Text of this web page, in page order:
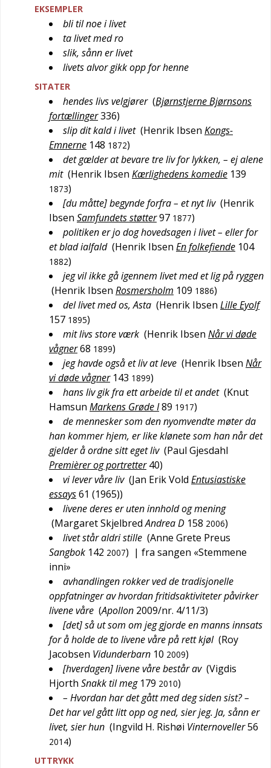
EKSEMPLER
bli til noe i livet
ta livet med ro
slik, sånn er livet
livets alvor gikk opp for henne
SITATER
hendes livs velgjører (Bjørnstjerne Bjørnsons
fortællinger336)
slip dit kald i livet (Henrik Ibsen Kongs-
Emnerne 148 1872)
det gælder at bevare tre liv for lykken, – ej alene
mit (Henrik Ibsen Kærlighedens komedie 139
1873)
[du måtte] begynde forfra – et nyt liv (Henrik
Ibsen Samfundets støtter97 1877)
politiken er jo dog hovedsagen i livet – eller for
et blad ialfald (Henrik Ibsen En folkefiende 104
1882)
jeg vil ikke gå igennem livet med et lig på ryggen
(Henrik Ibsen Rosmersholm 109 1886)
del livet med os, Asta (Henrik Ibsen Lille Eyolf
157 1895)
mit livs store værk (Henrik Ibsen Når vi døde
vågner68 1899)
jeg havde også et liv at leve (Henrik Ibsen Når
vi døde vågner 143 1899)
hans liv gik fra ett arbeide til et andet (Knut
Hamsun Markens Grøde I89 1917)
de mennesker som den nyomvendte møter da
han kommer hjem, er like klønete som han når det
gjelder å ordne sitt eget liv (Paul Gjesdahl
Premièrer og portretter 40)
vi lever våre liv (Jan Erik Vold Entusiastiske
essays61 (1965))
livene deres er uten innhold og mening
(Margaret Skjelbred Andrea D 158 2006)
livet står aldri stille (Anne Grete Preus
Sangbok 142 2007) | fra sangen «Stemmene
inni»
avhandlingen rokker ved de tradisjonelle
oppfatninger av hvordan fritidsaktiviteter påvirker
livene våre (Apollon 2009/nr. 4/11/3)
[det] så ut som om jeg gjorde en manns innsats
for å holde de to livene våre på rett kjøl (Roy
Jacobsen Vidunderbarn 10 2009)
[hverdagen] livene våre består av (Vigdis
Hjorth Snakk til meg 179 2010)
– Hvordan har det gått med deg siden sist? –
Det har vel gått litt opp og ned, sier jeg. Ja, sånn er
livet, sier hun (Ingvild H. Rishøi Vinternoveller56
2014)
UTTRYKK